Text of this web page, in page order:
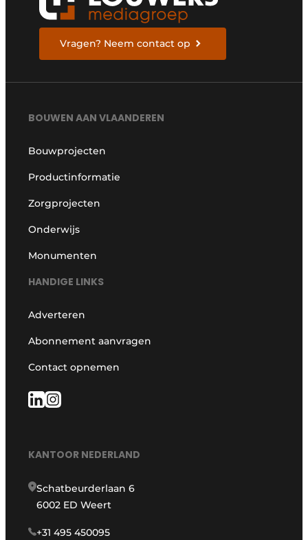
Vragen? Neem contact op
BOUWEN AAN VLAANDEREN
Bouwprojecten
Productinformatie
Zorgprojecten
Onderwijs
Monumenten
HANDIGE LINKS
Adverteren
Abonnement aanvragen
Contact opnemen
KANTOOR NEDERLAND
Schatbeurderlaan 6
6002 ED Weert
+31 495 450095